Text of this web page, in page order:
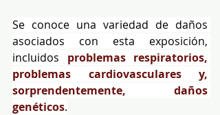
Se conoce una variedad de daños
asociados con esta exposición,
incluidos problemas respiratorios,
problemas cardiovasculares y,
sorprendentemente, daños
genéticos.